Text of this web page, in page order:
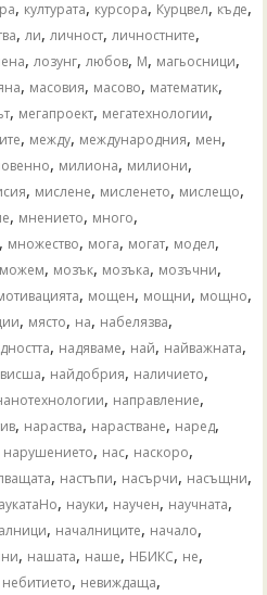
, културата, курсора, Курцвел, къде,
,ли,личност,личностните,
,лозунг,любов, М, магьосници,
, масовия, масово, математик,
, мегапроект, мегатехнологии,
, между, международния, мен,
, милиона, милиони,
, мислене, мисленето, мислещо,
, мнението, много,
, множество, мога, могат, модел,
можем, мозък, мозъка, мозъчни,
, мощен, мощни, мощно,
, място, на, набелязва,
, надяваме, най, найважната,
, найдобрия, наличието,
, направление,
, нараства, нарастване, наред,
нарушението, нас, наскоро,
, настъпи, насърчи, насъщни,
, науки, научен, научната,
, началниците, начало,
, нашата, наше, НБИКС, не,
небитието, невиждаща,